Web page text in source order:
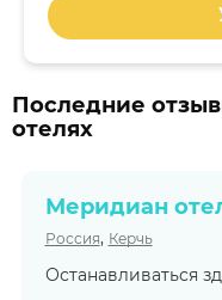
Последние
отелях
Меридиан
Россия, Керчь
Останавливаться